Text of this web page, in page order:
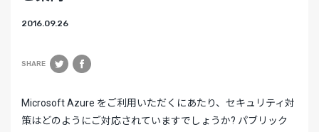
2016.09.26
SHARE
Microsoft Azure をご利用いただくにあたり、セキュリティ対
策はどのようにご対応されていますでしょうか? パブリック